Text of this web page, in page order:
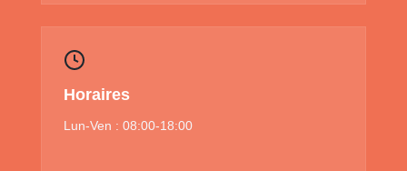
Horaires
Lun-Ven : 08:00-18:00